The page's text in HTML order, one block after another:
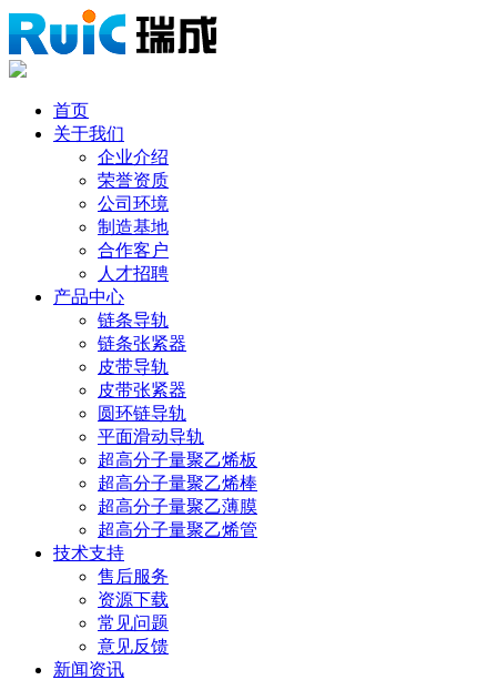
首页
关于我们
企业介绍
荣誉资质
公司环境
制造基地
合作客户
人才招聘
产品中心
链条导轨
链条张紧器
皮带导轨
皮带张紧器
圆环链导轨
平面滑动导轨
超高分子量聚乙烯板
超高分子量聚乙烯棒
超高分子量聚乙薄膜
超高分子量聚乙烯管
技术支持
售后服务
资源下载
常见问题
意见反馈
新闻资讯